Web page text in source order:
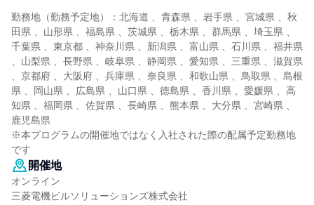
勤務地（勤務予定地）：北海道 、青森県 、岩手県 、宮城県 、秋
田県 、山形県 、福島県 、茨城県 、栃木県 、群馬県 、埼玉県 、
千葉県 、東京都 、神奈川県 、新潟県 、富山県 、石川県 、福井県
、山梨県 、長野県 、岐阜県 、静岡県 、愛知県 、三重県 、滋賀県
、京都府 、大阪府 、兵庫県 、奈良県 、和歌山県 、鳥取県 、島根
県 、岡山県 、広島県 、山口県 、徳島県 、香川県 、愛媛県 、高
知県 、福岡県 、佐賀県 、長崎県 、熊本県 、大分県 、宮崎県 、
鹿児島県
※本プログラムの開催地ではなく入社された際の配属予定勤務地
です
開催地
オンライン
三菱電機ビルソリューションズ株式会社